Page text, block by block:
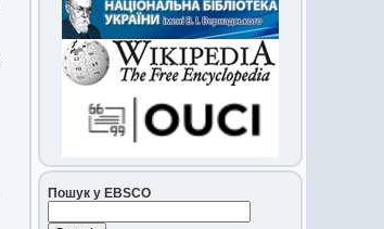
Пошук у EBSCO